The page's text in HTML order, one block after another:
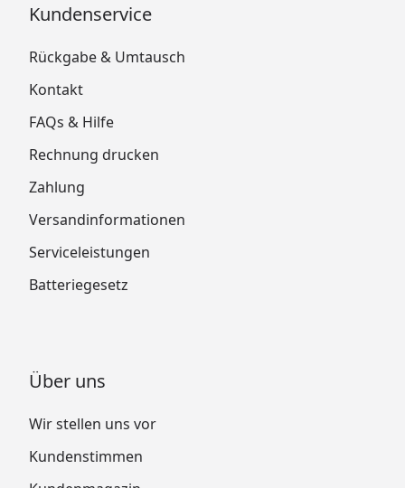
Kundenservice
Rückgabe & Umtausch
Kontakt
FAQs & Hilfe
Rechnung drucken
Zahlung
Versandinformationen
Serviceleistungen
Batteriegesetz
Über uns
Wir stellen uns vor
Kundenstimmen